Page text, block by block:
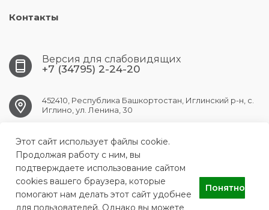
Контакты
Версия для слабовидящих
+7 (34795) 2-24-20
452410, Республика Башкортостан, Иглинский р-н, с.
Иглино, ул. Ленина, 30
iglino.crb@doctorrb.ru
ГБУЗ РБ Иглинская ЦРБ
Этот сайт использует файлы cookie.
Продолжая работу с ним, вы
подтверждаете использование сайтом
cookies вашего браузера, которые
помогают нам делать этот сайт удобнее
для пользователей. Однако вы можете
Понятно